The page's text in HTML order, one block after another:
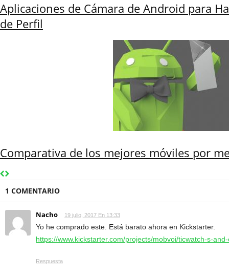
Aplicaciones de Cámara de Android para
de Perfil
Comparativa de los mejores móviles por
1 COMENTARIO
Nacho 19 julio, 2017 En 13:33
Yo he comprado este. Está barato ahora en Kickstarter.
https://www.kickstarter.com/projects/mobvoi/ticwatch-s-
Respuesta